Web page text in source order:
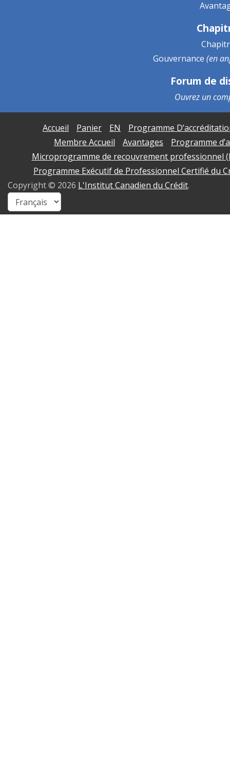
Gouvernance (en
Forum de
Ouvrez un
Accueil Panier EN
Programme
Membre Accueil
Avantages
Programme
Microprogramme de recouvrement professionnel
Programme Exécutif de Professionnel Certifié du
Copyright © 2026 L'Institut Canadien du Crédit.